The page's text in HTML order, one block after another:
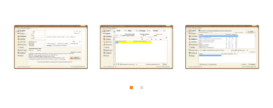
Программа дает возможность пользователю
сбалансировать свой рацион, определить дневную норму
калорий, вычислить свой идеальный вес, определить норму
программы на разные дни, учитывать сжигаемые калории на